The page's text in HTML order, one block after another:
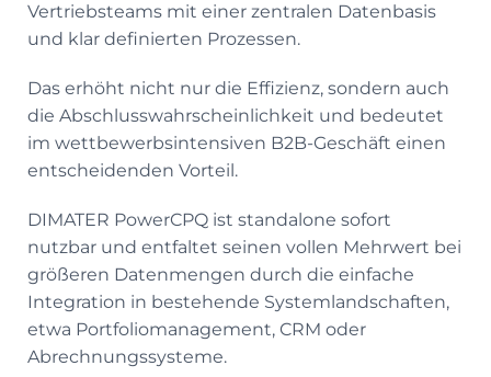
Vertriebsteams mit einer zentralen Datenbasis
und klar definierten Prozessen.
Das erhöht nicht nur die Effizienz, sondern auch
die Abschlusswahrscheinlichkeit und bedeutet
im wettbewerbsintensiven B2B-Geschäft einen
entscheidenden Vorteil.
DIMATER PowerCPQ ist standalone sofort
nutzbar und entfaltet seinen vollen Mehrwert bei
größeren Datenmengen durch die einfache
Integration in bestehende Systemlandschaften,
etwa Portfoliomanagement, CRM oder
Abrechnungssysteme.